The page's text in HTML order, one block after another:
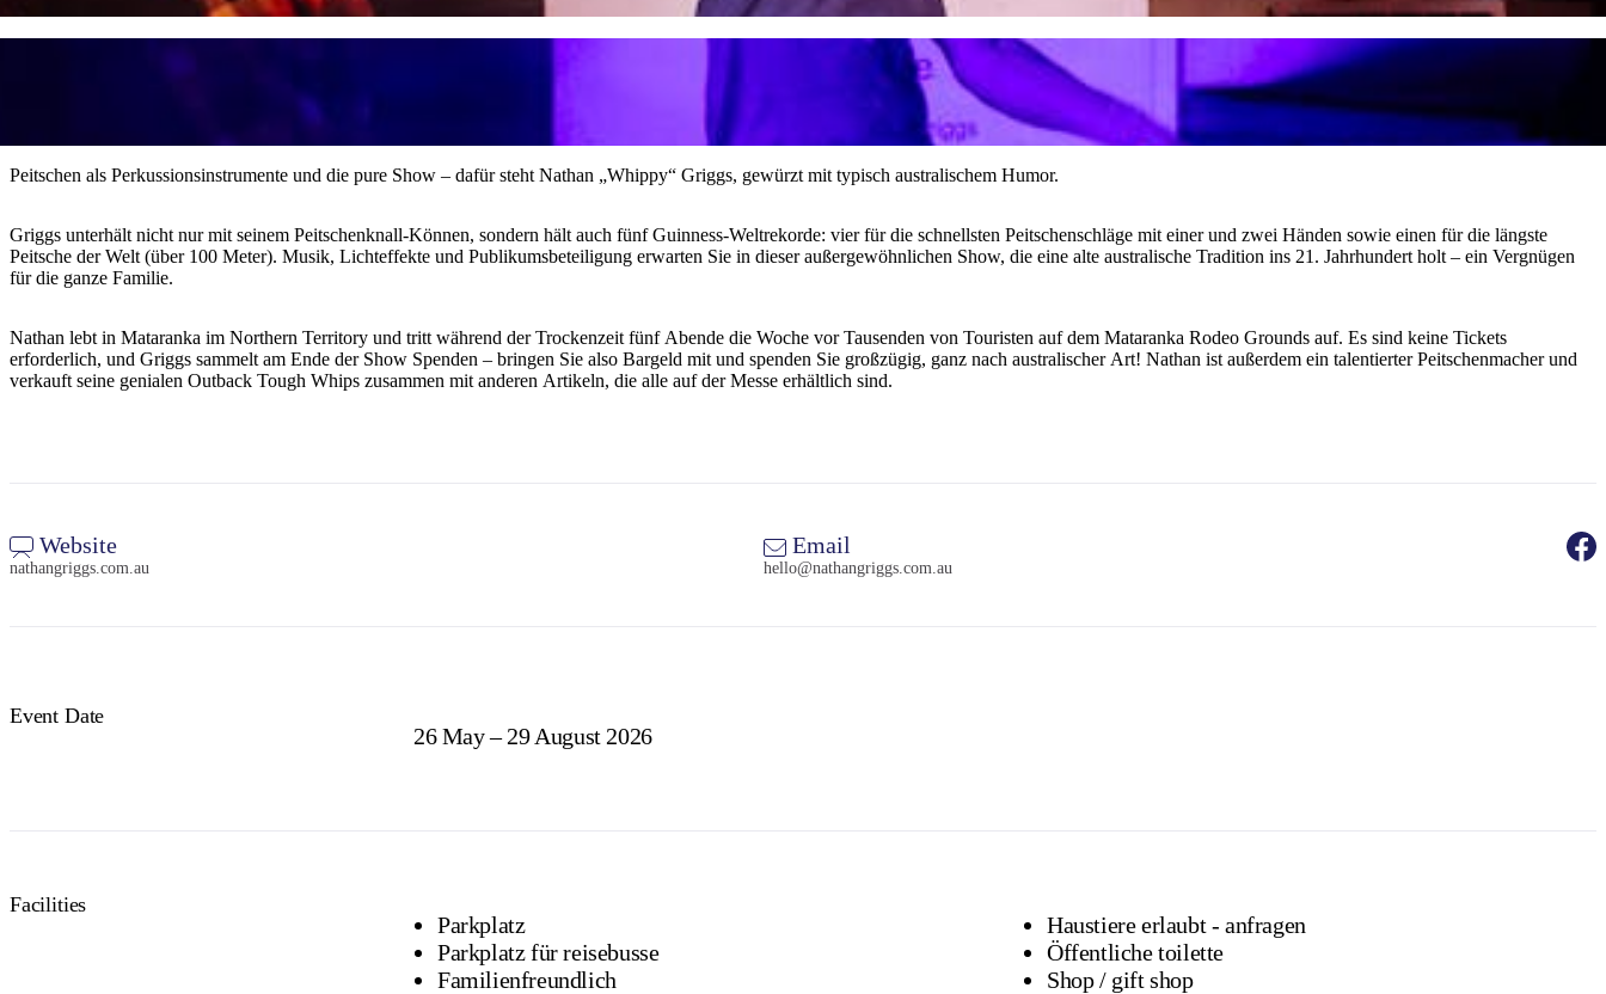
Peitschen als Perkussionsinstrumente und die pure Show – dafür steht Nathan „Whippy“ Griggs, gewürzt mit typisch australischem Humor.
Griggs unterhält nicht nur mit seinem Peitschenknall-Können, sondern hält auch fünf Guinness-Weltrekorde: vier für die schnellsten Peitschenschläge mit einer und zwei Händen sowie einen für die längste
Peitsche der Welt (über 100 Meter). Musik, Lichteffekte und Publikumsbeteiligung erwarten Sie in dieser außergewöhnlichen Show, die eine alte australische Tradition ins 21. Jahrhundert holt – ein Vergnügen
für die ganze Familie.
Nathan lebt in Mataranka im Northern Territory und tritt während der Trockenzeit fünf Abende die Woche vor Tausenden von Touristen auf dem Mataranka Rodeo Grounds auf. Es sind keine Tickets
erforderlich, und Griggs sammelt am Ende der Show Spenden – bringen Sie also Bargeld mit und spenden Sie großzügig, ganz nach australischer Art! Nathan ist außerdem ein talentierter Peitschenmacher und
verkauft seine genialen Outback Tough Whips zusammen mit anderen Artikeln, die alle auf der Messe erhältlich sind.
Website
nathangriggs.com.au
Email
hello@nathangriggs.com.au
Event Date
26 May – 29 August 2026
Facilities
Parkplatz
Parkplatz für reisebusse
Familienfreundlich
Haustiere erlaubt - anfragen
Öffentliche toilette
Shop / gift shop